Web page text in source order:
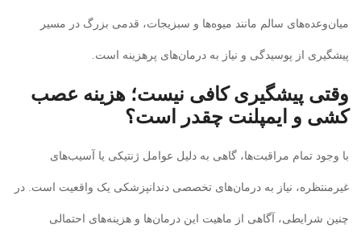
میان‌وعده‌های سالم مانند میوه‌ها و سبزیجات، قدمی بزرگ در مسیر
پیشگیری از پوسیدگی و نیاز به درمان‌های پرهزینه است.
وقتی پیشگیری کافی نیست؛ هزینه‌ عصب
کشی و ایمپلنت چقدر است؟
با وجود تمام مراقبت‌ها، گاهی به دلیل عوامل ژنتیکی یا آسیب‌های
غیرمنتظره، نیاز به درمان‌های تخصصی دندانپزشکی یک واقعیت است. در
چنین شرایطی، آگاهی از ماهیت این درمان‌ها و هزینه‌های احتمالی